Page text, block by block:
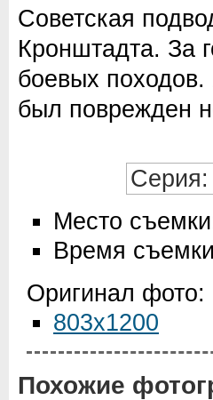
Советская
Кронштадта. За
боевых
был поврежден
Серия:
Место
Время
Оригинал фото:
803x1200
Похожие